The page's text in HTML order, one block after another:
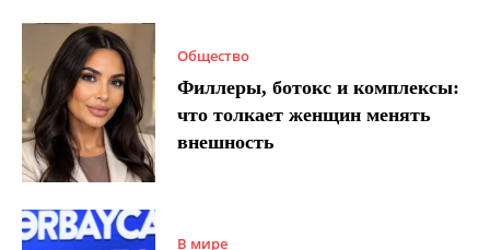
Общество
Филлеры, ботокс и комплексы:
что толкает женщин менять
внешность
В мире